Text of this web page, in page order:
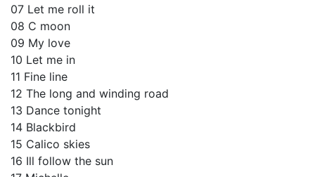
07 Let me roll it
08 C moon
09 My love
10 Let me in
11 Fine line
12 The long and winding road
13 Dance tonight
14 Blackbird
15 Calico skies
16 Ill follow the sun